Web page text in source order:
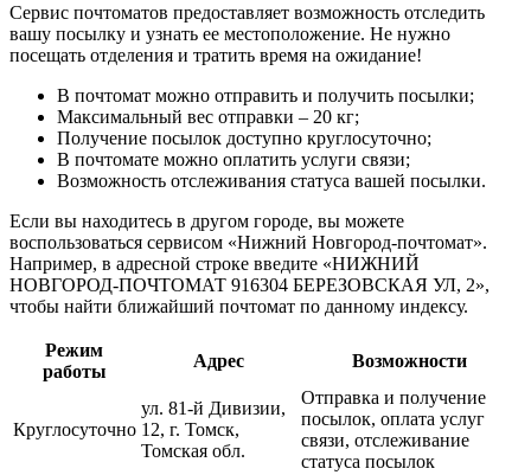
Сервис почтоматов предоставляет возможность отследить
вашу посылку и узнать ее местоположение. Не нужно
посещать отделения и тратить время на ожидание!
В почтомат можно отправить и получить посылки;
Максимальный вес отправки – 20 кг;
Получение посылок доступно круглосуточно;
В почтомате можно оплатить услуги связи;
Возможность отслеживания статуса вашей посылки.
Если вы находитесь в другом городе, вы можете
воспользоваться сервисом «Нижний Новгород-почтомат».
Например, в адресной строке введите «НИЖНИЙ
НОВГОРОД-ПОЧТОМАТ 916304 БЕРЕЗОВСКАЯ УЛ, 2»,
чтобы найти ближайший почтомат по данному индексу.
Режим
работы
Адрес Возможности
Круглосуточно
ул. 81-й Дивизии,
12, г. Томск,
Томская обл.
Отправка и получение
посылок, оплата услуг
связи, отслеживание
статуса посылок